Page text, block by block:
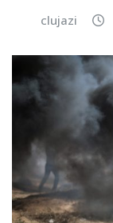
clujazi